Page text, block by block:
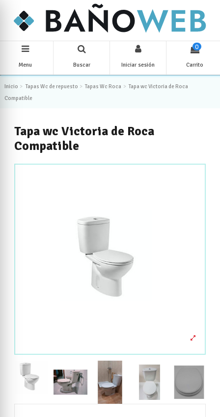
Menu Buscar Iniciar sesión
0
Carrito
Inicio Tapas Wc de repuesto Tapas Wc Roca
Tapa wc Victoria de Roca
Compatible
Tapa wc Victoria de Roca
Compatible